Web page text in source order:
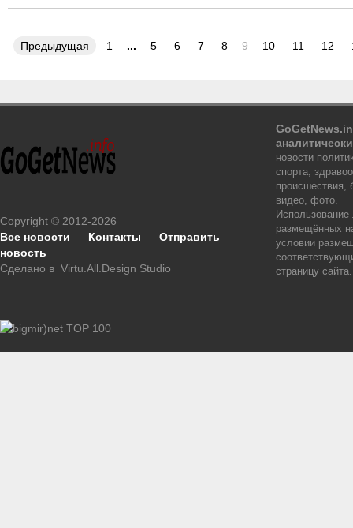
Предыдущая 1 ... 5 6 7 8 9 10 11 12
Copyright © 2012-2026
Все новости
Контакты
Отправить
новость
Сделано в Virtu.All.Design Studio
новости
спорта,
происшествия,
видео, фото.
размещённых
условии
страницу сайта.